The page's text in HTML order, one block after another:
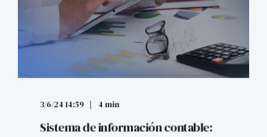
3/6/24 14:59 4 min
Sistema de información contable: